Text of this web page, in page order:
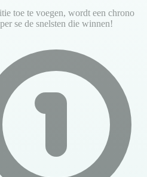
toe te voegen, wordt een chrono
se de snelsten die winnen!